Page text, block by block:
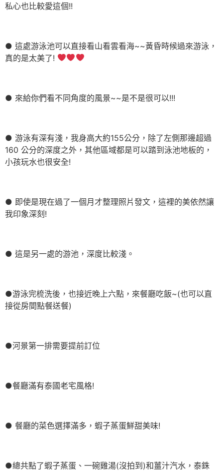
私心也比較愛這個!!
● 這處游泳池可以直接看山看雲看海~~黃昏時候過來游泳，
真的是太美了!
● 來給你們看不同角度的風景~~是不是很可以!!!
● 游泳有深有淺，我身高大約155公分，除了左側那邊超過
160 公分的深度之外，其他區域都是可以踏到泳池地板的，
小孩玩水也很安全!
● 即使是現在過了一個月才整理照片發文，這裡的美依然讓
我印象深刻!
● 這是另一處的游池，深度比較淺。
●游泳完梳洗後，也接近晚上六點，來餐廳吃飯~(也可以直
接從房間點餐送餐)
●河景第一排需要提前訂位
●餐廳滿有泰國老宅風格!
● 餐廳的菜色選擇滿多，蝦子蒸蛋鮮甜美味!
●總共點了蝦子蒸蛋、一碗雞湯(沒拍到)和薑汁汽水，泰銖